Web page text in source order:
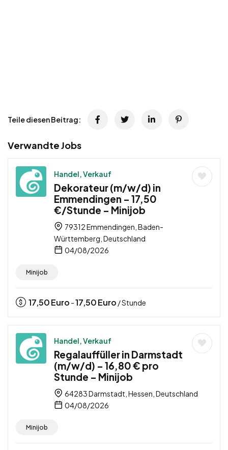
Teile diesen Beitrag:
Verwandte Jobs
Handel, Verkauf
Dekorateur (m/w/d) in
Emmendingen – 17,50
€/Stunde – Minijob
79312 Emmendingen, Baden-
Württemberg, Deutschland
04/08/2026
Minijob
17,50Euro -17,50Euro / Stunde
Handel, Verkauf
Regalauffüller in Darmstadt
(m/w/d) – 16,80 € pro
Stunde – Minijob
64283 Darmstadt, Hessen, Deutschland
04/08/2026
Minijob